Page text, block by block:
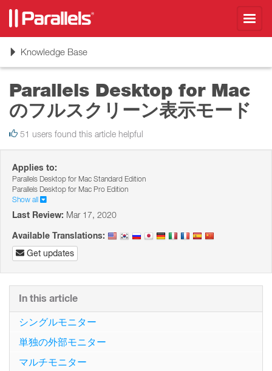
ToggleKnowledge Base
Parallels Desktop for Mac
のフルスクリーン表示モード
51 users found this article helpful
Applies to:
Parallels Desktop for Mac Standard Edition
Parallels Desktop for Mac Pro Edition
Show all
Last Review: Mar 17, 2020
Available Translations:
Get updates
In this article
シングルモニター
単独の外部モニター
マルチモニター